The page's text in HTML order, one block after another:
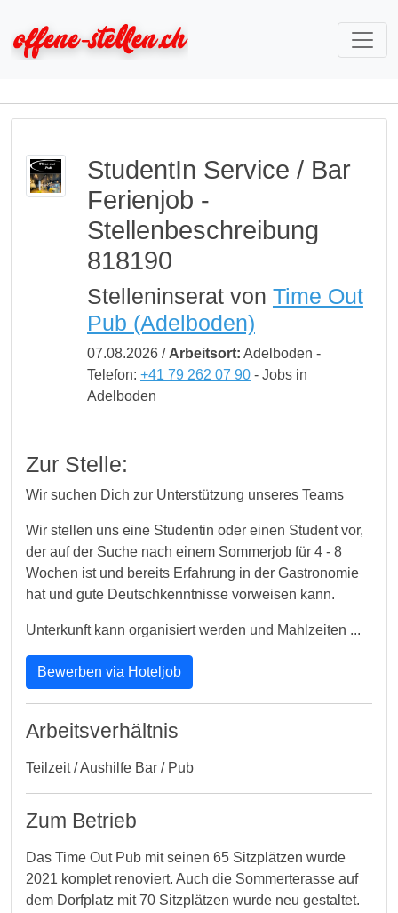
StudentIn Service / Bar
Ferienjob -
Stellenbeschreibung
818190
Stelleninserat von Time Out
Pub (Adelboden)
07.08.2026 / Arbeitsort: Adelboden -
Telefon: +41 79 262 07 90- Jobs in
Adelboden
Zur Stelle:
Wir suchen Dich zur Unterstützung unseres Teams
Wir stellen uns eine Studentin oder einen Student vor,
der auf der Suche nach einem Sommerjob für 4 - 8
Wochen ist und bereits Erfahrung in der Gastronomie
hat und gute Deutschkenntnisse vorweisen kann.
Unterkunft kann organisiert werden und Mahlzeiten ...
Bewerben via Hoteljob
Arbeitsverhältnis
Teilzeit / Aushilfe Bar / Pub
Zum Betrieb
Das Time Out Pub mit seinen 65 Sitzplätzen wurde
2021 komplet renoviert. Auch die Sommerterasse auf
dem Dorfplatz mit 70 Sitzplätzen wurde neu gestaltet.